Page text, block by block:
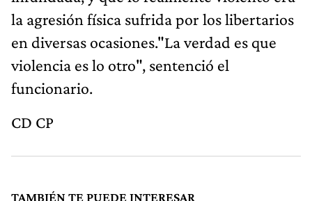
la agresión física sufrida por los libertarios
en diversas ocasiones."La verdad es que
violencia es lo otro", sentenció el
funcionario.
CD CP
TAMBIÉN TE PUEDE INTERESAR